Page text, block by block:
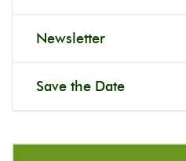
Newsletter
Save the Date